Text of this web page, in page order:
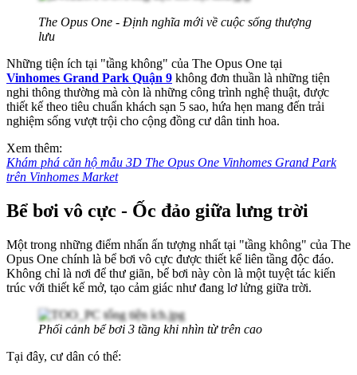
The Opus One - Định nghĩa mới về cuộc sống thượng
lưu
Những tiện ích tại "tầng không" của The Opus One tại
Vinhomes Grand Park Quận 9 không đơn thuần là những tiện
nghi thông thường mà còn là những công trình nghệ thuật, được
thiết kế theo tiêu chuẩn khách sạn 5 sao, hứa hẹn mang đến trải
nghiệm sống vượt trội cho cộng đồng cư dân tinh hoa.
Xem thêm:
Khám phá căn hộ mẫu 3D The Opus One Vinhomes Grand Park
trên Vinhomes Market
Bể bơi vô cực - Ốc đảo giữa lưng trời
Một trong những điểm nhấn ấn tượng nhất tại "tầng không" của The
Opus One chính là bể bơi vô cực được thiết kế liên tầng độc đáo.
Không chỉ là nơi để thư giãn, bể bơi này còn là một tuyệt tác kiến
trúc với thiết kế mở, tạo cảm giác như đang lơ lửng giữa trời.
Phối cảnh bể bơi 3 tầng khi nhìn từ trên cao
Tại đây, cư dân có thể: